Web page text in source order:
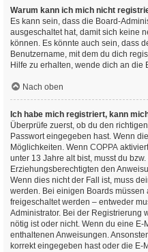
Warum kann ich mich nicht
Es kann sein, dass die Board-
ausgeschaltet hat, damit sich keine
können. Es könnte auch sein, dass
Benutzername, mit dem du dich
Hilfe zu erhalten, wende dich an die
Nach oben
Ich habe mich registriert, kann
Überprüfe zuerst, ob du den
Passwort eingegeben hast. Wenn
Möglichkeiten. Wenn COPPA
unter 13 Jahre alt bist, musst du
Erziehungsberechtigten den
Wenn dies nicht der Fall ist, muss
werden. Bei einigen Boards
freigeschaltet werden – entweder
Administrator. Bei der Registrierung
nötig ist oder nicht. Wenn du eine
enthaltenen Anweisungen.
korrekt eingegeben hast oder die